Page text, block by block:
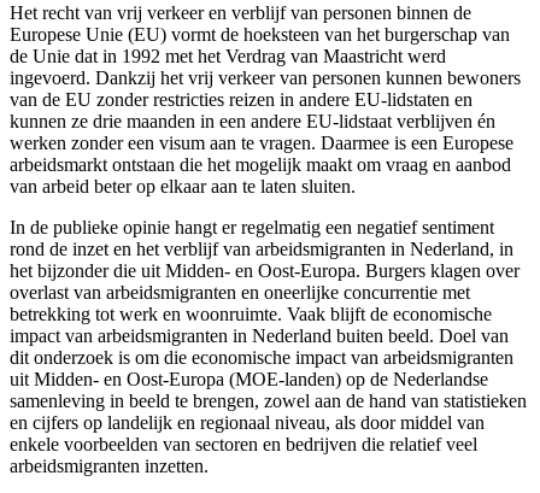
Het recht van vrij verkeer en verblijf van personen binnen de
Europese Unie (EU) vormt de hoeksteen van het burgerschap van
de Unie dat in 1992 met het Verdrag van Maastricht werd
ingevoerd. Dankzij het vrij verkeer van personen kunnen bewoners
van de EU zonder restricties reizen in andere EU-lidstaten en
kunnen ze drie maanden in een andere EU-lidstaat verblijven én
werken zonder een visum aan te vragen. Daarmee is een Europese
arbeidsmarkt ontstaan die het mogelijk maakt om vraag en aanbod
van arbeid beter op elkaar aan te laten sluiten.
In de publieke opinie hangt er regelmatig een negatief sentiment
rond de inzet en het verblijf van arbeidsmigranten in Nederland, in
het bijzonder die uit Midden- en Oost-Europa. Burgers klagen over
overlast van arbeidsmigranten en oneerlijke concurrentie met
betrekking tot werk en woonruimte. Vaak blijft de economische
impact van arbeidsmigranten in Nederland buiten beeld. Doel van
dit onderzoek is om die economische impact van arbeidsmigranten
uit Midden- en Oost-Europa (MOE-landen) op de Nederlandse
samenleving in beeld te brengen, zowel aan de hand van statistieken
en cijfers op landelijk en regionaal niveau, als door middel van
enkele voorbeelden van sectoren en bedrijven die relatief veel
arbeidsmigranten inzetten.